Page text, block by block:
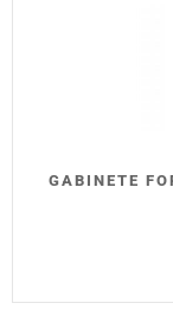
GABINETE